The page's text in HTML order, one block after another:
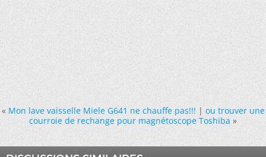
« Mon lave vaisselle Miele G641 ne chauffe pas!!!|ou trouver une
courroie de rechange pour magnétoscope Toshiba »